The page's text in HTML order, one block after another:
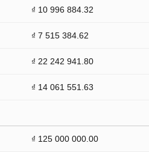
₫ 10 996 884.32
₫ 7 515 384.62
₫ 22 242 941.80
₫ 14 061 551.63
₫ 125 000 000.00